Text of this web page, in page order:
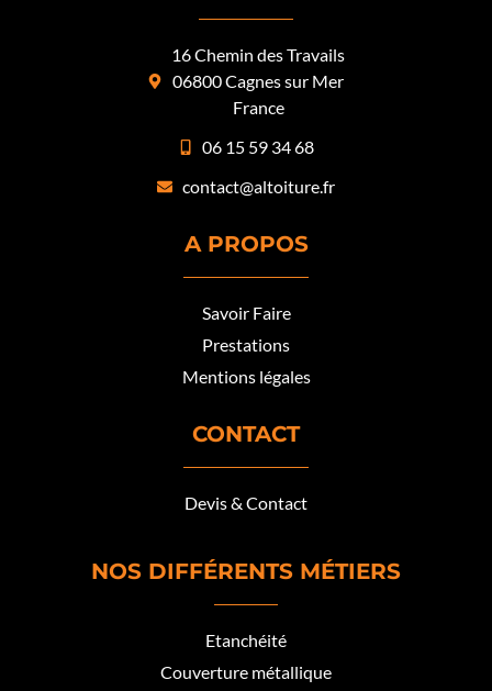
16 Chemin des Travails
06800 Cagnes sur Mer
France
06 15 59 34 68
contact@altoiture.fr
A PROPOS
Savoir Faire
Prestations
Mentions légales
CONTACT
Devis & Contact
NOS DIFFÉRENTS MÉTIERS
Etanchéité
Couverture métallique